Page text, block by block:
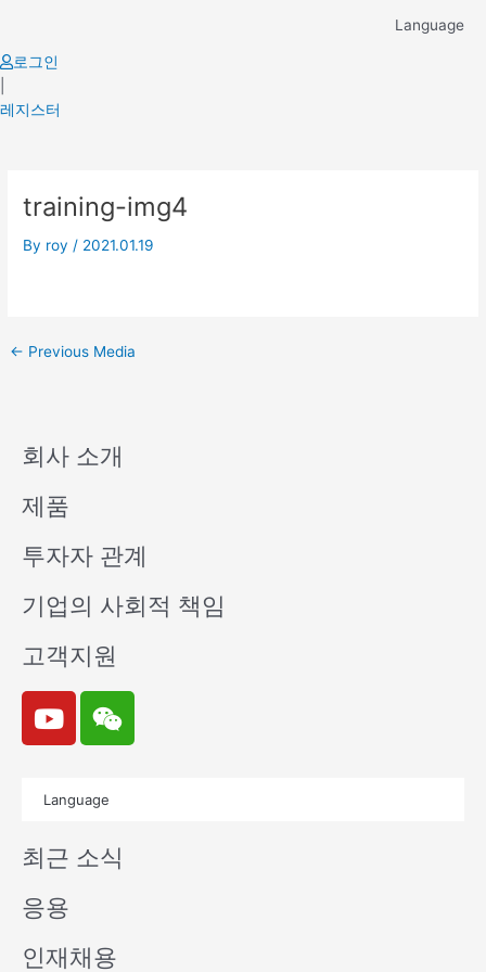
content
Language
로그인
레지스터
training-img4
By roy / 2021.01.19
navigation
← Previous Media
회사 소개
제품
투자자 관계
기업의 사회적 책임
고객지원
Y
o
u
e
W
e
i
n
Language
최근 소식
응용
인재채용